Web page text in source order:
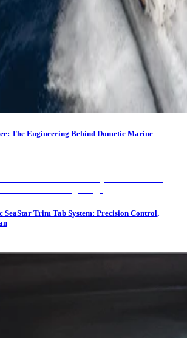
The Engineering Behind Dometic Marine
SeaStar Trim Tab System: Precision Control,